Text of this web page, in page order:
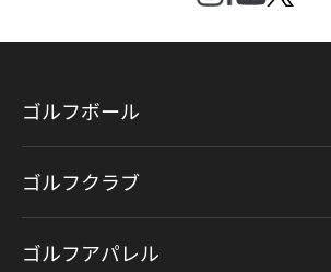
ゴルフボール
ゴルフクラブ
ゴルフアパレル